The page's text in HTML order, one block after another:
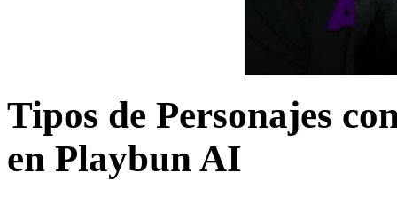
Tipos de Personajes
en Playbun AI